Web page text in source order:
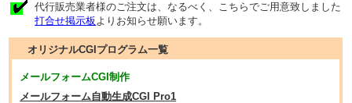
代行販売業者様のご注文は、なるべく、こちらでご用意致しました
打合せ掲示板よりお知らせ願います。
オリジナルCGIプログラム一覧
メールフォームCGI制作
メールフォーム自動生成CGI Pro1